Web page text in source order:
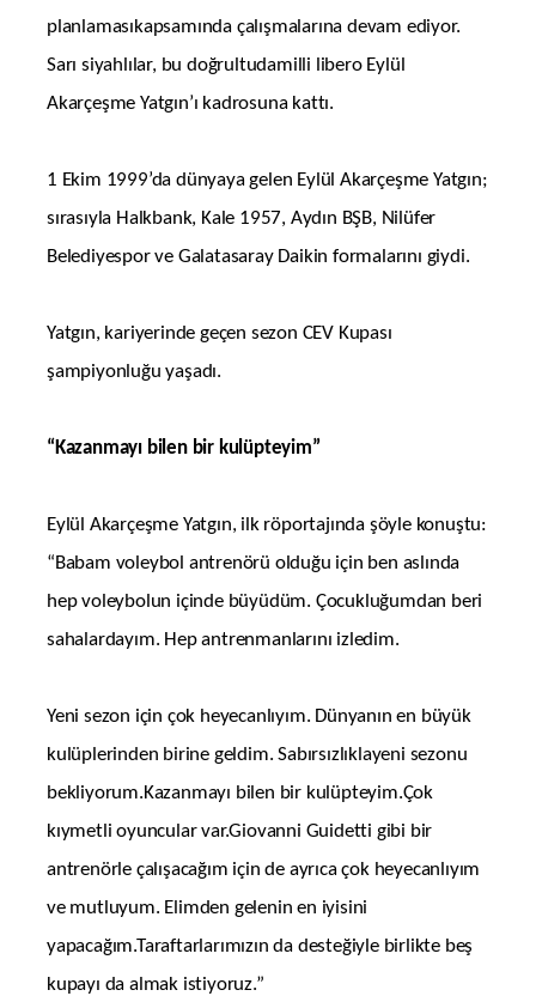
planlamasıkapsamında çalışmalarına devam ediyor.
Sarı siyahlılar, bu doğrultudamilli libero Eylül
Akarçeşme Yatgın’ı kadrosuna kattı.
1 Ekim 1999’da dünyaya gelen Eylül Akarçeşme Yatgın;
sırasıyla Halkbank, Kale 1957, Aydın BŞB, Nilüfer
Belediyespor ve Galatasaray Daikin formalarını giydi.
Yatgın, kariyerinde geçen sezon CEV Kupası
şampiyonluğu yaşadı.
“Kazanmayı bilen bir kulüpteyim”
Eylül Akarçeşme Yatgın, ilk röportajında şöyle konuştu:
“Babam voleybol antrenörü olduğu için ben aslında
hep voleybolun içinde büyüdüm. Çocukluğumdan beri
sahalardayım. Hep antrenmanlarını izledim.
Yeni sezon için çok heyecanlıyım. Dünyanın en büyük
kulüplerinden birine geldim. Sabırsızlıklayeni sezonu
bekliyorum.Kazanmayı bilen bir kulüpteyim.Çok
kıymetli oyuncular var.Giovanni Guidetti gibi bir
antrenörle çalışacağım için de ayrıca çok heyecanlıyım
ve mutluyum. Elimden gelenin en iyisini
yapacağım.Taraftarlarımızın da desteğiyle birlikte beş
kupayı da almak istiyoruz.”